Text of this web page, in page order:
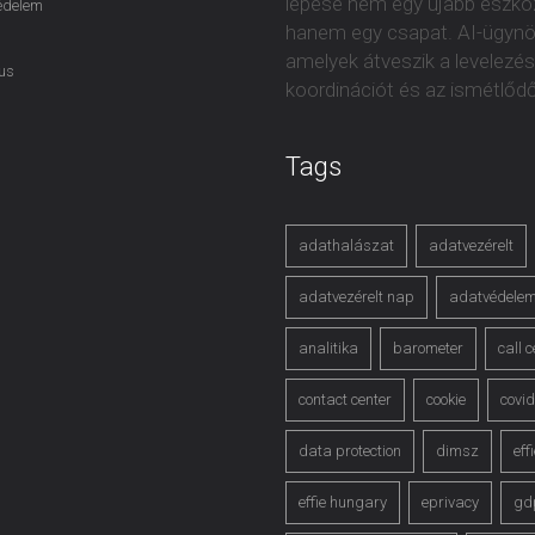
hanem egy csapat. AI-
amelyek átveszik a
koordinációt és az
Tags
adathalászat adatvezérelt
adatvezérelt nap adatvédelem
analitika barometer call
contact center cookie
data protection dimsz
effie hungary eprivacy